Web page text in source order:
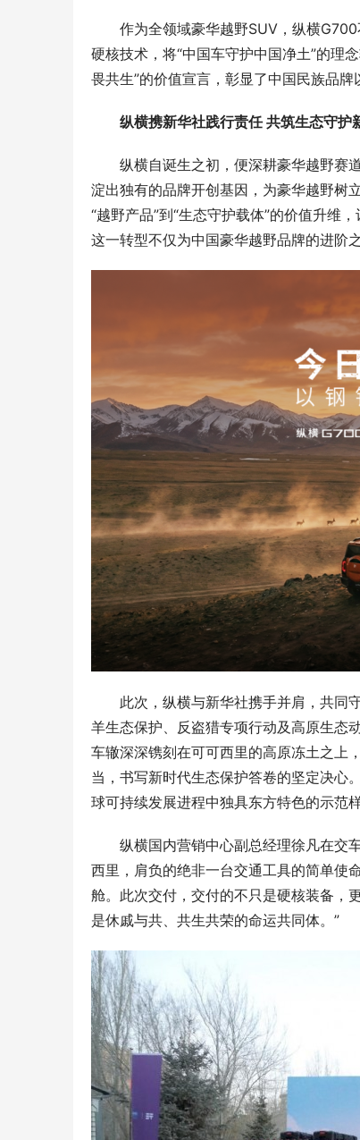
作为全领域豪华越野SUV，纵横
硬核技术，将“中国车守护中国净土”的理
畏共生”的价值宣言，彰显了中国民族品牌
纵横携新华社践行责任 共筑生态守护
纵横自诞生之初，便深耕豪华越野赛
淀出独有的品牌开创基因，为豪华越野树
“越野产品”到“生态守护载体”的价值升维
这一转型不仅为中国豪华越野品牌的进阶
此次，纵横与新华社携手并肩，共同
羊生态保护、反盗猎专项行动及高原生态
车辙深深镌刻在可可西里的高原冻土之上
当，书写新时代生态保护答卷的坚定决心
球可持续发展进程中独具东方特色的示范样
纵横国内营销中心副总经理徐凡在交
西里，肩负的绝非一台交通工具的简单使
舱。此次交付，交付的不只是硬核装备
是休戚与共、共生共荣的命运共同体。”